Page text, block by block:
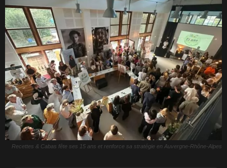
Recettes & Cabas fête ses 15 ans et renforce sa stratégie en Auvergne-Rhône-Alpes